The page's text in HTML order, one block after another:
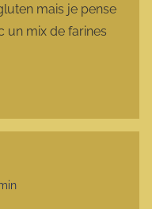
mais je pense
un mix de farines